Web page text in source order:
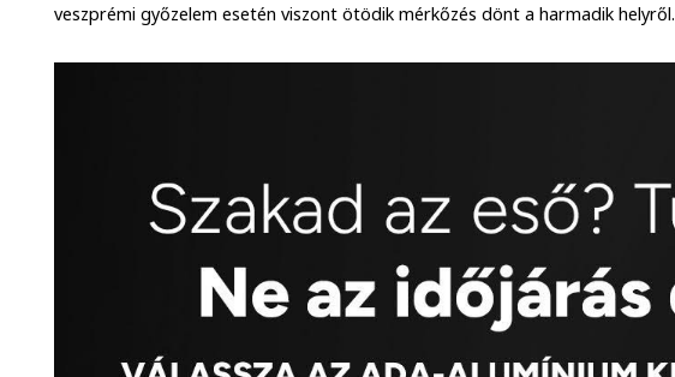
veszprémi győzelem esetén viszont ötödik mérkőzés dönt a harmadik helyről.